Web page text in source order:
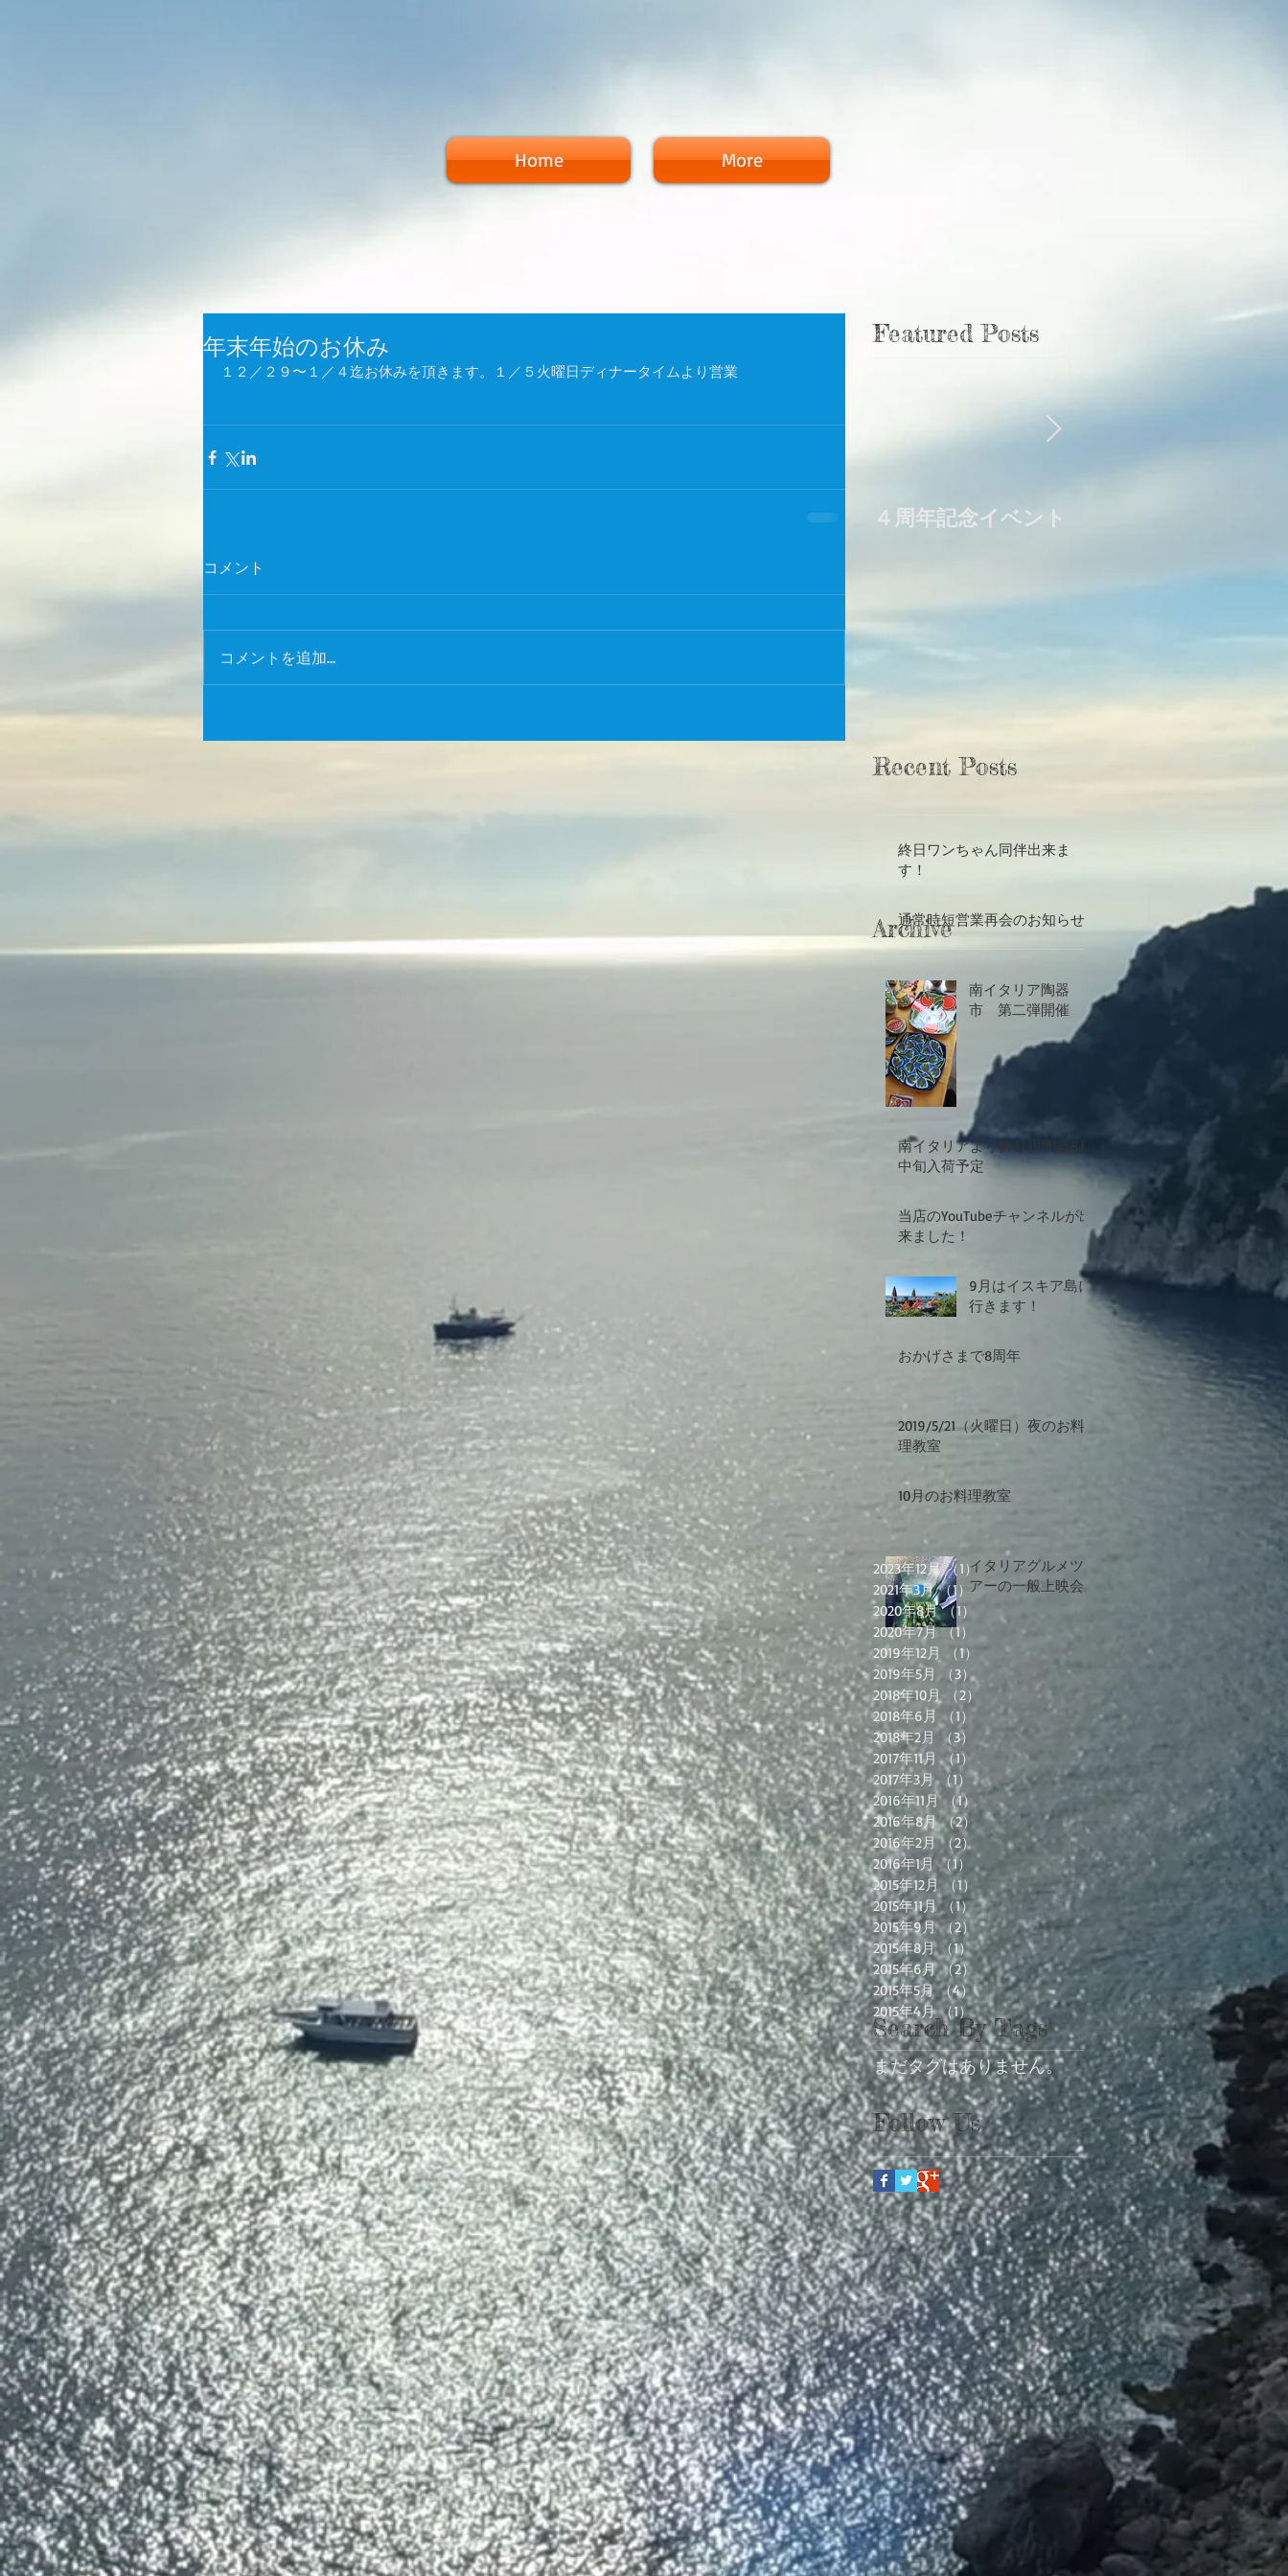
Home More
年末年始のお休み
１２／２９〜１／４迄お休みを頂きます。１／５火曜日ディナータイムより営業
コメント
コメントを追加…
Featured Posts
４周年記念イベント
Recent Posts
終日ワンちゃん同伴出来ま
す！
通常時短営業再会のお知らせ
南イタリア陶器
市 第二弾開催
南イタリアより飾り用陶器8月
中旬入荷予定
当店のYouTubeチャンネルが出
来ました！
9月はイスキア島に
行きます！
おかげさまで8周年
2019/5/21（火曜日）夜のお料
理教室
10月のお料理教室
イタリアグルメツ
アーの一般上映会
Search By Tags
2023年12月 （1）1件の記事
2021年3月 （1）1件の記事
2020年8月 （1）
1件の記事
2020年7月 （1）
1件の記事
2019年12月
（1） 1件の記事
2019年5月
（3）
2018年10月
（2）
2件の記事
2018年6月 （1）1件の記事
2018年2月
（3）
3件の記事
2017年11月 （1） 1件の記事
2017年3月 （1）1件の記事
2016年11月 （1） 1件の記事
2016年8月 （2） 2件の記事
2016年2月 （2）
2件の記事
2016年1月 （1）
1件の記事
2015年12月 （1）1件の記事
2015年11月 （1）1件の記事
2015年9月 （2）2件の記事
2015年8月 （1）1件の記事
2015年6月 （2）2件の記事
2015年5月 （4）4件の記事
2015年4月 （1）1件の記事
Archive
まだタグはありません。
Follow Us